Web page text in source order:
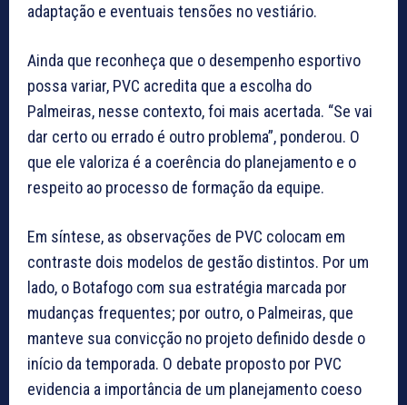
adaptação e eventuais tensões no vestiário.
Ainda que reconheça que o desempenho esportivo
possa variar, PVC acredita que a escolha do
Palmeiras, nesse contexto, foi mais acertada. “Se vai
dar certo ou errado é outro problema”, ponderou. O
que ele valoriza é a coerência do planejamento e o
respeito ao processo de formação da equipe.
Em síntese, as observações de PVC colocam em
contraste dois modelos de gestão distintos. Por um
lado, o Botafogo com sua estratégia marcada por
mudanças frequentes; por outro, o Palmeiras, que
manteve sua convicção no projeto definido desde o
início da temporada. O debate proposto por PVC
evidencia a importância de um planejamento coeso